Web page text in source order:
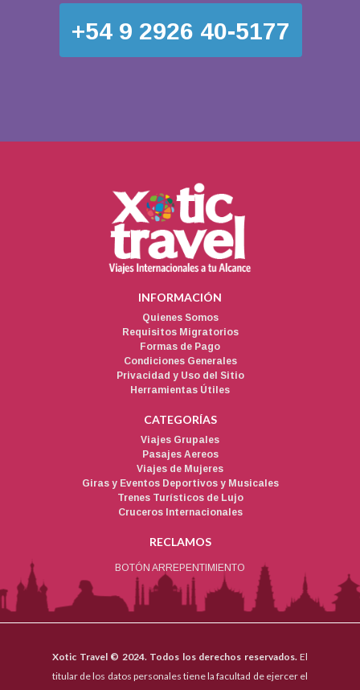
+54 9 2926 40-5177
INFORMACIÓN
Quienes Somos
Requisitos Migratorios
Formas de Pago
Condiciones Generales
Privacidad y Uso del Sitio
Herramientas Útiles
CATEGORÍAS
Viajes Grupales
Pasajes Aereos
Viajes de Mujeres
Giras y Eventos Deportivos y Musicales
Trenes Turísticos de Lujo
Cruceros Internacionales
RECLAMOS
BOTÓN ARREPENTIMIENTO
Xotic Travel © 2024. Todos los derechos reservados. El
titular de los datos personales tiene la facultad de ejercer el